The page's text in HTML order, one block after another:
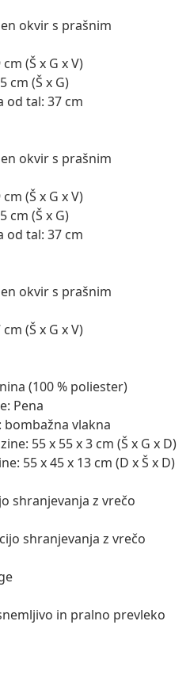
okvir s prašnim
(Š x G x V)
cm (Š x G)
od tal: 37 cm
okvir s prašnim
(Š x G x V)
cm (Š x G)
od tal: 37 cm
okvir s prašnim
(Š x G x V)
(100 % poliester)
Pena
vlakna
55 x 55 x 3 cm (Š x G x D)
55 x 45 x 13 cm (D x Š x D)
shranjevanja z vrečo
shranjevanja z vrečo
in pralno prevleko